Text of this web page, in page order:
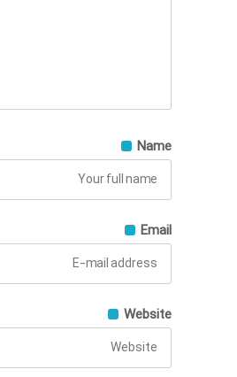
Name
Email
Website